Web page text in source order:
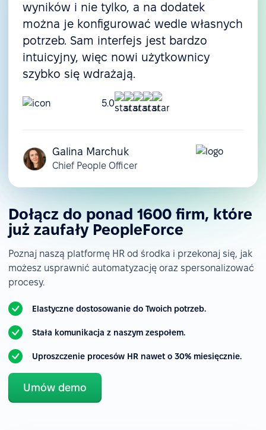
wyników i nie tylko, a na dodatek
można je konfigurować wedle własnych
potrzeb. Sam interfejs jest bardzo
intuicyjny, więc nowi użytkownicy
szybko się wdrażają.
5.0
Galina Marchuk
Chief People Officer
Dołącz do ponad 1600 firm, które
już zaufały PeopleForce
Poznaj naszą platformę HR od środka i przekonaj się, jak
możesz usprawnić automatyzację oraz spersonalizować
procesy.
Elastyczne dostosowanie do Twoich potrzeb.
Stała komunikacja z naszym zespołem.
Uproszczenie procesów HR nawet o 30% miesięcznie.
Umów demo